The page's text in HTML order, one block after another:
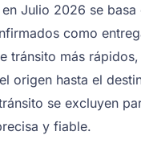
Julio 2026 se
como
tránsito más
origen hasta el
se excluyen
y fiable.